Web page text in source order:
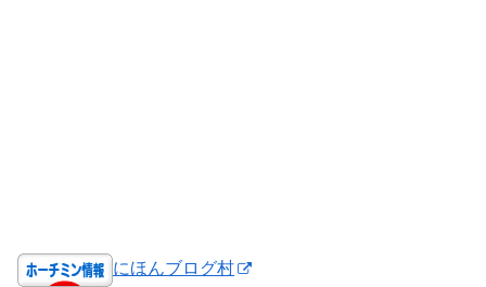
にほんブログ村